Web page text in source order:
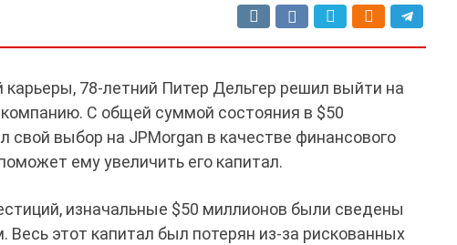
карьеры, 78-летний Питер Дельгер решил выйти на
С общей суммой состояния в $50
свой выбор на JPMorgan в качестве финансового
ему увеличить его капитал.
изначальные $50 миллионов были сведены
Весь этот капитал был потерян из-за рискованных